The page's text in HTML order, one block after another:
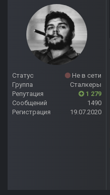
Статус
Не в сети
Группа
Сталкеры
Репутация
1 279
Сообщений
1490
Регистрация
19.07.2020